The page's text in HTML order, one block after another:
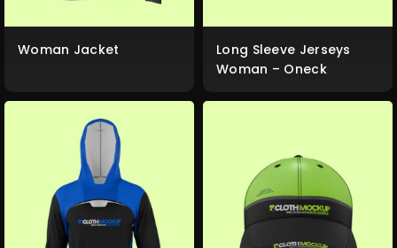
Woman Jacket
Long Sleeve Jerseys
Woman – Oneck